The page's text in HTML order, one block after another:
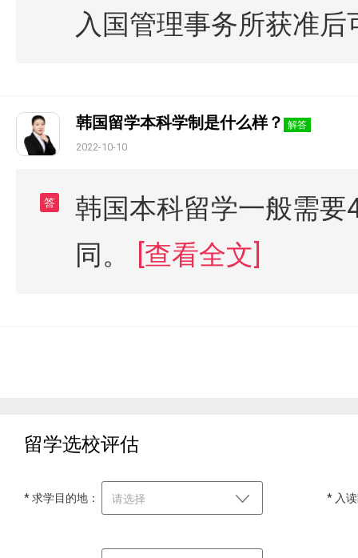
入国管理事务所获准
韩国留学本科学制是什么样？ 解答
2022-10-10
答
韩国本科留学一般需
同。
[查看全文]
留学选校评估
* 求学目的地： 请选择 * 入